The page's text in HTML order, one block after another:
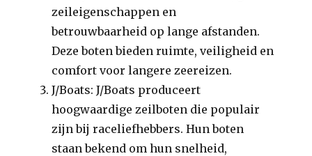
zeileigenschappen en
betrouwbaarheid op lange afstanden.
Deze boten bieden ruimte, veiligheid en
comfort voor langere zeereizen.
J/Boats: J/Boats produceert
hoogwaardige zeilboten die populair
zijn bij raceliefhebbers. Hun boten
staan bekend om hun snelheid,